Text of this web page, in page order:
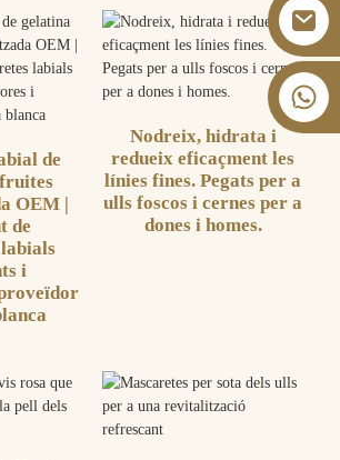
+86 13826059902
de
OEM |
de
i
Nodreix, hidrata i
redueix eficaçment les
línies fines. Pegats per a
ulls foscos i cernes per a
dones i homes.